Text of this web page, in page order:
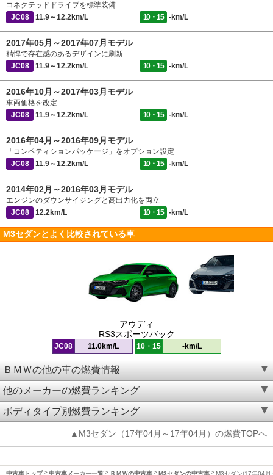
コネクテッドドライブを標準装備
JC08
11.9～12.2km/L 10・15 -km/L
2017年05月～2017年07月モデル
精悍で存在感のあるデザインに刷新
JC08
11.9～12.2km/L 10・15 -km/L
2016年10月～2017年03月モデル
車両価格を改定
JC08
11.9～12.2km/L 10・15 -km/L
2016年04月～2016年09月モデル
「コンペティションパッケージ」をオプション設定
JC08
11.9～12.2km/L 10・15 -km/L
2014年02月～2016年03月モデル
エンジンのダウンサイジングと高出力化を両立
JC08
12.2km/L 10・15 -km/L
M3セダンとよく比較されている車
アウディ
RS3スポーツバック
JC08 11.0km/L 10・15 -km/L
ＢＭＷの他の車の燃費情報
他のメーカーの燃費ランキング
ボディタイプ別燃費ランキング
▲M3セダン（17年04月～17年04月）の燃費TOPへ
中古車トップ 中古車メーカー一覧 ＢＭＷの中古車 M3セダンの中古車 M3セダン(17年04